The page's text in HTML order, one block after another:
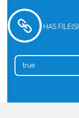
HAS FILE(S)
true